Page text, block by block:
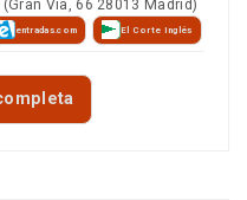
(Gran Vía, 66 28013 Madrid)
entradas.com El Corte Inglés